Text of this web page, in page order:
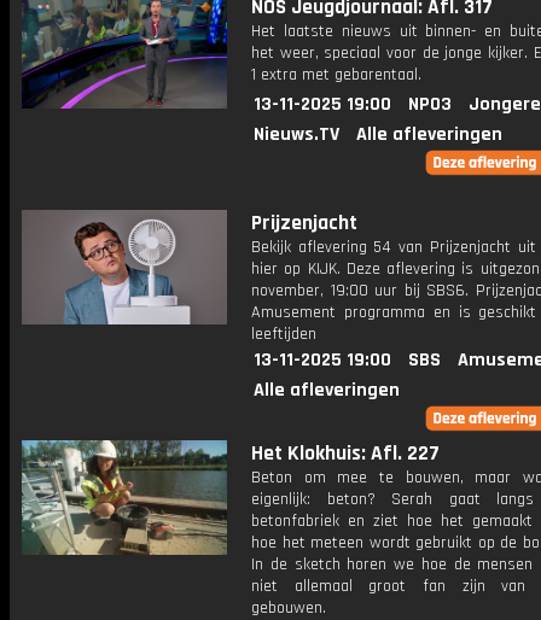
NOS Jeugdjournaal: Afl. 317
Het laatste nieuws uit binnen- en
het weer, speciaal voor de jonge kijker.
1 extra met gebarentaal.
13-11-2025 19:00 NPO3
Nieuws.TV
Alle afleveringen
Prijzenjacht
Bekijk aflevering 54 van Prijzenjacht uit
hier op KIJK. Deze aflevering is
november, 19:00 uur bij SBS6.
Amusement programma en is
leeftijden
13-11-2025 19:00 SBS
Alle afleveringen
Het Klokhuis: Afl. 227
Beton om mee te bouwen, maar
eigenlijk: beton? Serah gaat
betonfabriek en ziet hoe het
hoe het meteen wordt gebruikt op de
In de sketch horen we hoe de
niet allemaal groot fan zijn van
gebouwen.